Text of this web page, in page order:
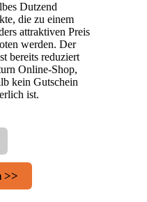
Dutzend
die zu einem
attraktiven Preis
werden. Der
bereits reduziert
Online-Shop,
kein Gutschein
ist.
>>